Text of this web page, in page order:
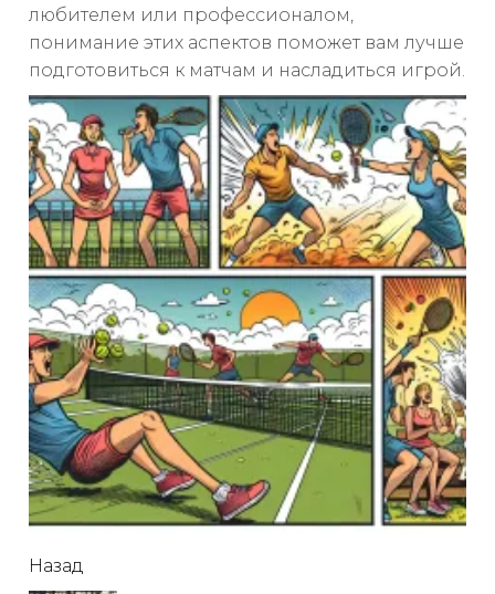
любителем или профессионалом,
понимание этих аспектов поможет вам лучше
подготовиться к матчам и насладиться игрой.
читать
Назад